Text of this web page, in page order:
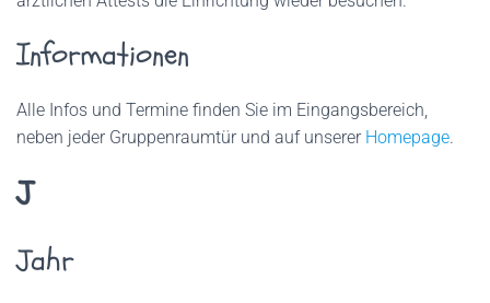
Informationen
Alle Infos und Termine finden Sie im Eingangsbereich,
neben jeder Gruppenraumtür und auf unserer Homepage.
J
Jahr